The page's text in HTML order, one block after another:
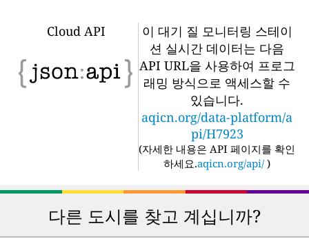
Cloud API
이 대기 질 모니터링 스테이
션 실시간 데이터는 다음
API URL을 사용하여 프로그
래밍 방식으로 액세스할 수
있습니다.
aqicn.org/data-platform/a
pi/H7923
(자세한 내용은 API 페이지를 확인
하세요.aqicn.org/api/ )
다른 도시를 찾고 계십니까?